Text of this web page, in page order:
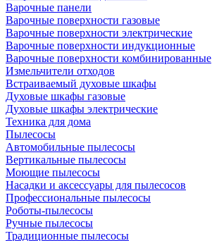
Варочные панели
Варочные поверхности газовые
Варочные поверхности электрические
Варочные поверхности индукционные
Варочные поверхности комбинированные
Измельчители отходов
Встраиваемый духовые шкафы
Духовые шкафы газовые
Духовые шкафы электрические
Техника для дома
Пылесосы
Автомобильные пылесосы
Вертикальные пылесосы
Моющие пылесосы
Насадки и аксессуары для пылесосов
Профессиональные пылесосы
Роботы-пылесосы
Ручные пылесосы
Традиционные пылесосы